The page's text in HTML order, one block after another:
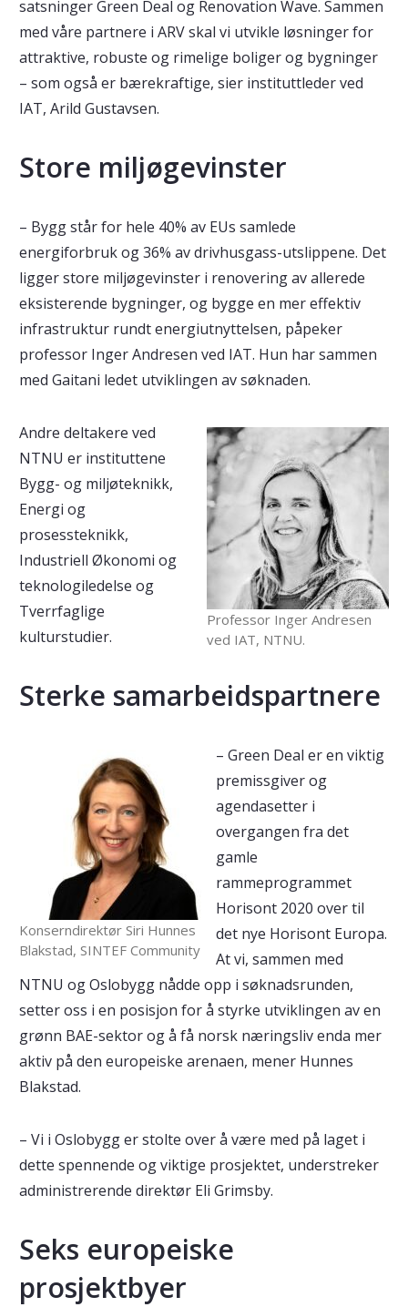
satsninger Green Deal og Renovation Wave. Sammen
med våre partnere i ARV skal vi utvikle løsninger for
attraktive, robuste og rimelige boliger og bygninger
– som også er bærekraftige, sier instituttleder ved
IAT, Arild Gustavsen.
Store miljøgevinster
– Bygg står for hele 40% av EUs samlede
energiforbruk og 36% av drivhusgass-utslippene. Det
ligger store miljøgevinster i renovering av allerede
eksisterende bygninger, og bygge en mer effektiv
infrastruktur rundt energiutnyttelsen, påpeker
professor Inger Andresen ved IAT. Hun har sammen
med Gaitani ledet utviklingen av søknaden.
Professor Inger Andresen
ved IAT, NTNU.
Andre deltakere ved
NTNU er instituttene
Bygg- og miljøteknikk,
Energi og
prosessteknikk,
Industriell Økonomi og
teknologiledelse og
Tverrfaglige
kulturstudier.
Sterke samarbeidspartnere
Konserndirektør Siri Hunnes
Blakstad, SINTEF Community
– Green Deal er en viktig
premissgiver og
agendasetter i
overgangen fra det
gamle
rammeprogrammet
Horisont 2020 over til
det nye Horisont Europa.
At vi, sammen med
NTNU og Oslobygg nådde opp i søknadsrunden,
setter oss i en posisjon for å styrke utviklingen av en
grønn BAE-sektor og å få norsk næringsliv enda mer
aktiv på den europeiske arenaen, mener Hunnes
Blakstad.
– Vi i Oslobygg er stolte over å være med på laget i
dette spennende og viktige prosjektet, understreker
administrerende direktør Eli Grimsby.
Seks europeiske
prosjektbyer